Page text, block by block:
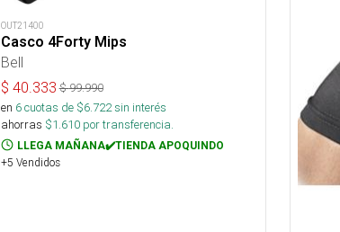
OUT21400
Casco 4Forty Mips
Bell
$ 40.333 $99.990
en 6cuotas de $6.722sin interés
ahorras $1.610por transferencia.
LLEGA MAÑANA✔️TIENDA APOQUINDO
+5 Vendidos